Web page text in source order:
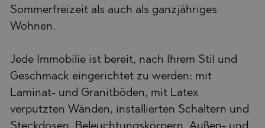
Sommerfreizeit als auch als ganzjähriges
Wohnen.
Jede Immobilie ist bereit, nach Ihrem Stil und
Geschmack eingerichtet zu werden: mit
Laminat- und Granitböden, mit Latex
verputzten Wänden, installierten Schaltern und